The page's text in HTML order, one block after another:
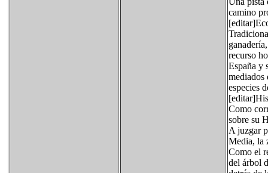
camino
recurso
España y
mediados
especies
Como
sobre su
A juzgar
Media, la
Como el
del árbol